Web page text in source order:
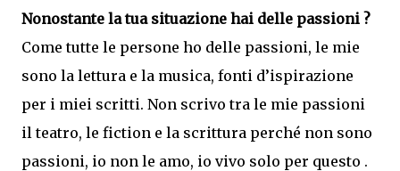
Nonostante la tua situazione hai delle passioni ?
Come tutte le persone ho delle passioni, le mie
sono la lettura e la musica, fonti d’ispirazione
per i miei scritti. Non scrivo tra le mie passioni
il teatro, le fiction e la scrittura perché non sono
passioni, io non le amo, io vivo solo per questo .